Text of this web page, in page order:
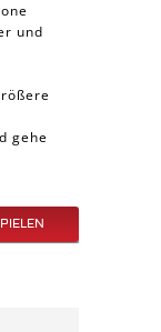
und
gehe